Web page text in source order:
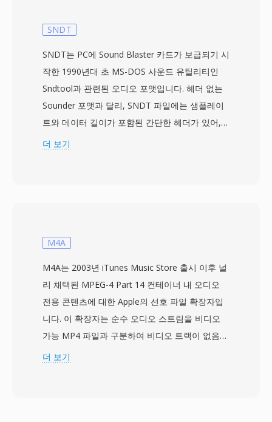
SNDT
SNDT는 PC에 Sound Blaster 카드가 보급되기 시
작한 1990년대 초 MS-DOS 사운드 유틸리티인
Sndtool과 관련된 오디오 포맷입니다. 헤더 없는
Sounder 포맷과 달리, SNDT 파일에는 샘플레이
트와 데이터 길이가 포함된 간단한 헤더가 있어,
재생 소프트웨어가 타이밍을 자동으로 결정할 수
우가 많았습니다. 경쟁 DOS 오디오 포맷 대비 핵
미디어 프레임워크가 존재하기 전 낯선 파일 재생
시 추측을 제거했습니다 — 당시에는 실질적인 문
제였습니다. 이 포맷은 디코딩이 효율적이어서, 당
시의 286 및 386 프로세서에서 압축 해제 없이 최
소한의 CPU 오버헤드만 필요했습니다. SNDT 파
일은 개발자가 제한된 Sound Blaster 하드웨어 생
더 보기
M4A
M4A는 2003년 iTunes Music Store 출시 이후 널
리 채택된 MPEG-4 Part 14 컨테이너 내 오디오
전용 콘텐츠에 대한 Apple의 선호 파일 확장자입
니다. 이 확장자는 순수 오디오 스트림을 비디오
가능 MP4 파일과 구분하여 비디오 트랙이 없음을
플레이어에 알립니다. 내부적으로 M4A 파일은
더 보기